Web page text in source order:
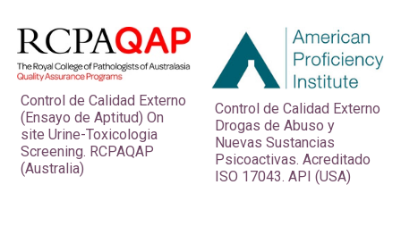
Control de Calidad Externo
(Ensayo de Aptitud) On
site Urine-Toxicologia
Screening. RCPAQAP
(Australia)
Control de Calidad Externo
Drogas de Abuso y
Nuevas Sustancias
Psicoactivas. Acreditado
ISO 17043. API (USA)